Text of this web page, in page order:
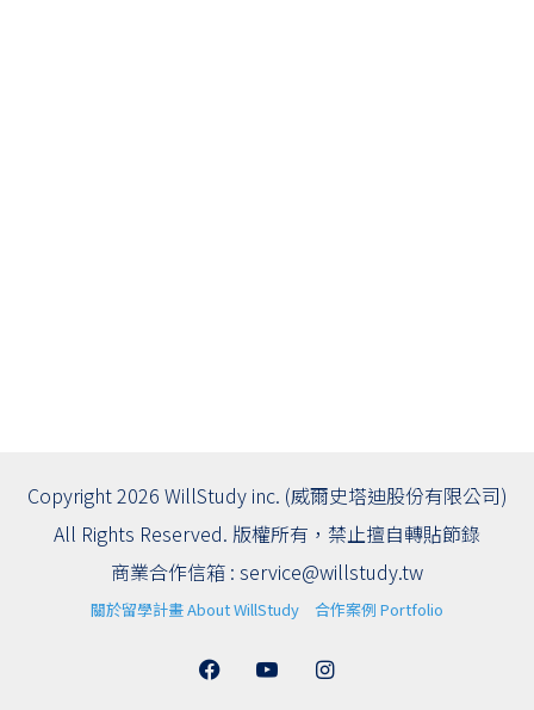
Copyright 2026 WillStudy inc. (威爾史塔迪股份有限公司)
All Rights Reserved. 版權所有，禁止擅自轉貼節錄
商業合作信箱 : service@willstudy.tw
關於留學計畫 About WillStudy 合作案例 Portfolio
Facebook
YouTubeInstagram